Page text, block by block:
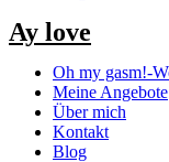
Ay love
Oh my gasm!-
Meine Angebote
Über mich
Kontakt
Blog